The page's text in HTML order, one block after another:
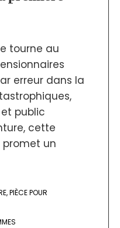
tourne au
erreur dans la
public
cette
un
,PIÈCE POUR